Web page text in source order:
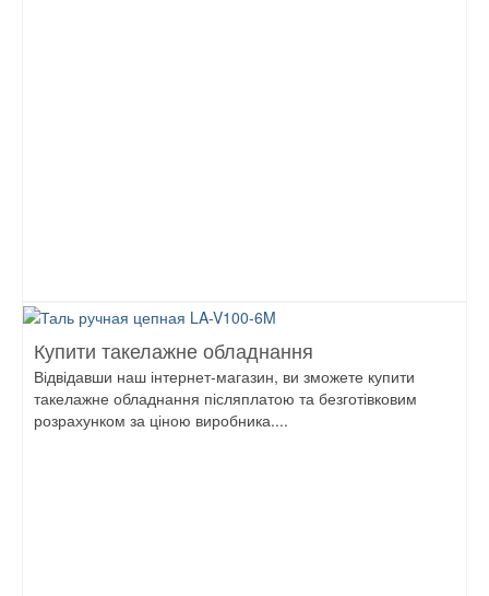
Купити такелажне обладнання
Відвідавши наш інтернет-магазин, ви зможете купити
такелажне обладнання післяплатою та безготівковим
розрахунком за ціною виробника....